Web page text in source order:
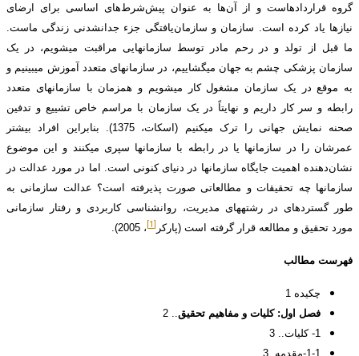
گروه قراردادهاست و از آن‌ها به عنوان پیش‌شرط‌های اساسی برای ارضای
نیازها یاد کرده است. سازمان و سازمان‌یافتگی جزء جدانشدنی زندگی ماست.
ما قبل از تولد و در رحم مادر توسط سازمان­هایی مراقبت می­شویم، در یک
سازمان پزشکی چشم به جهان می­گشاییم، در سازمان­های متعدد آموزش می­بینیم و
به موقع در یک سازمان مشغول کار می­شویم و همزمان با سازمان­های متعدد
رابطه و سر کار داریم و نهایتاً در یک سازمان با مراسم خاص تشییع و تدفین
صحنه نمایش جهانی را ترک می­کنیم (اسکات، 1375). بنابراین افراد بیشتر
عمرشان را در سازمان­ها یا در رابطه با سازمان­ها سپری می­کنند و این موضوع
نشان‌دهنده اهمیت جایگاه سازمان­ها در دنیای کنونی است. اما در مورد عدالت در
سازمان­ها چه تحقیقات و مطالعاتی صورت پذیرفته است؟ عدالت سازمانی به
طور گسترده­ای در رشته­های مدیریت، روانشناسی کاربردی و رفتار سازمانی
مورد تحقیق و مطالعه قرار گرفته است (پارکر [1] ، 2005).
فهرست مطالب
چکیده 1
فصل اول: کلیات و مفاهیم تحقیق.. 2
1- کلیات.. 3
1-1-مقدمه. 3